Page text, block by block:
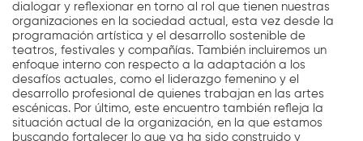
dialogar y reflexionar en torno al rol que tienen nuestras
organizaciones en la sociedad actual, esta vez desde la
programación artística y el desarrollo sostenible de
teatros, festivales y compañías. También incluiremos un
enfoque interno con respecto a la adaptación a los
desafíos actuales, como el liderazgo femenino y el
desarrollo profesional de quienes trabajan en las artes
escénicas. Por último, este encuentro también refleja la
situación actual de la organización, en la que estamos
buscando fortalecer lo que ya ha sido construido y